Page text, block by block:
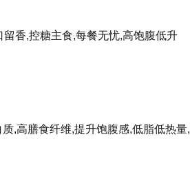
香,控糖主食,每餐无忧,高饱腹低升
,高膳食纤维,提升饱腹感,低脂低热量,